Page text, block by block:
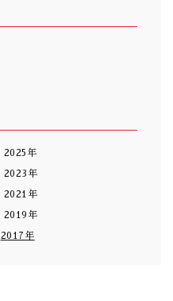
2025年
2023年
2021年
2019年
2017年